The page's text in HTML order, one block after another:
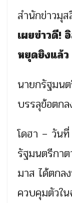
สำนักข่าวมุ
เผยข่าวดี!
หยุดยิงแล้ว
นายกรัฐมน
บรรลุข้อตก
โดฮา – วัน
รัฐมนตรีกาต
มาส ได้ตกล
ควบคุมตัวใ